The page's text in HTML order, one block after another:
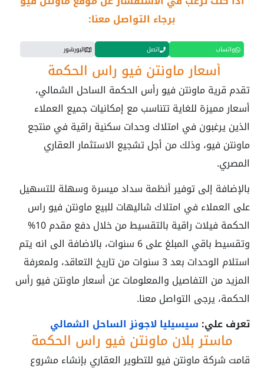
برجاء التواصل معنا:
واتساب اتصل البورشور
أسعار ماونتن فيو راس الحكمة
تقدم قرية ماونتن فيو رأس الحكمة الساحل الشمالي،
أسعار مميزة للغاية تتناسب مع إمكانيات جميع العملاء
الذين يرغبون في امتلاك وحدات سكنية راقية في منتجع
ماونتن فيو، وذلك من أجل تشجيع الاستثمار العقاري
المصري.
بالإضافة إلى توفير أنظمة سداد ميسرة وسهلة للتسهيل
على العملاء في امتلاك شاليهات للبيع ماونتن فيو راس
الحكمة فيلات راقية بالتقسيط من خلال دفع مقدم 10%
وتقسيط باقي المبلغ على 6 سنوات، بالاضافة الى انه يتم
استلام الوحدات بعد 3 سنوات من تاريخ التعاقد، ولمعرفة
المزيد من التفاصيل والمعلومات عن أسعار ماونتن فيو رأس
الحكمة، يرجى التواصل معنا.
تعرف علي: سيسيليا لاجونز الساحل الشمالي
ماستر بلان ماونتن فيو راس الحكمة
قامت شركة ماونتن فيو للتطوير العقاري بإنشاء مشروع